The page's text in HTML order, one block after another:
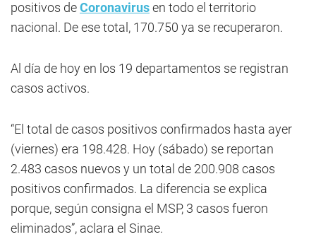
positivos deCoronavirusen todo el territorio
nacional. De ese total, 170.750 ya se recuperaron.
Al día de hoy en los 19 departamentos se registran
casos activos.
“El total de casos positivos confirmados hasta ayer
(viernes) era 198.428. Hoy (sábado) se reportan
2.483 casos nuevos y un total de 200.908 casos
positivos confirmados. La diferencia se explica
porque, según consigna el MSP, 3 casos fueron
eliminados”, aclara el Sinae.